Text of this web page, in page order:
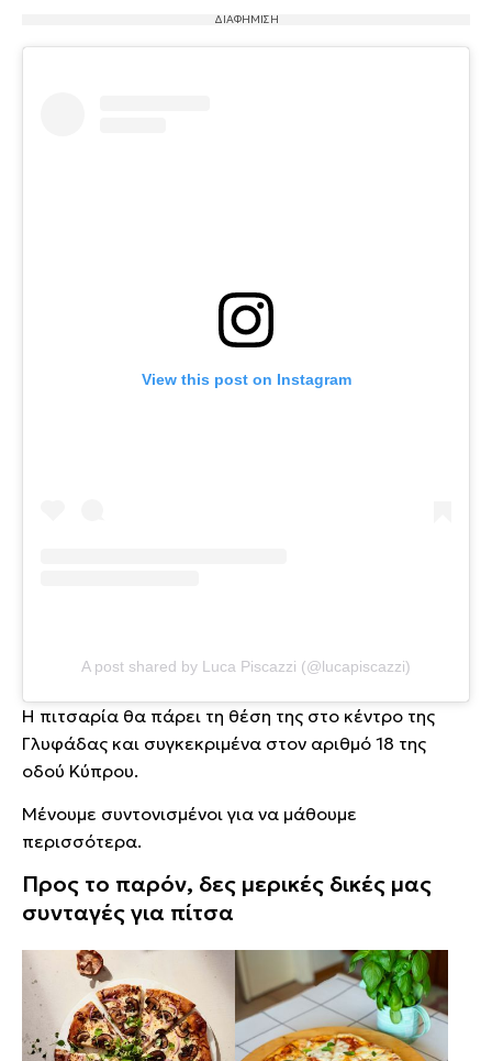
View this post on Instagram
A post shared by Luca Piscazzi (@lucapiscazzi)
Η πιτσαρία θα πάρει τη θέση της στο κέντρο της
Γλυφάδας και συγκεκριμένα στον αριθμό 18 της
οδού Κύπρου.
Μένουμε συντονισμένοι για να μάθουμε
περισσότερα.
Προς το παρόν, δες μερικές δικές μας
συνταγές για πίτσα